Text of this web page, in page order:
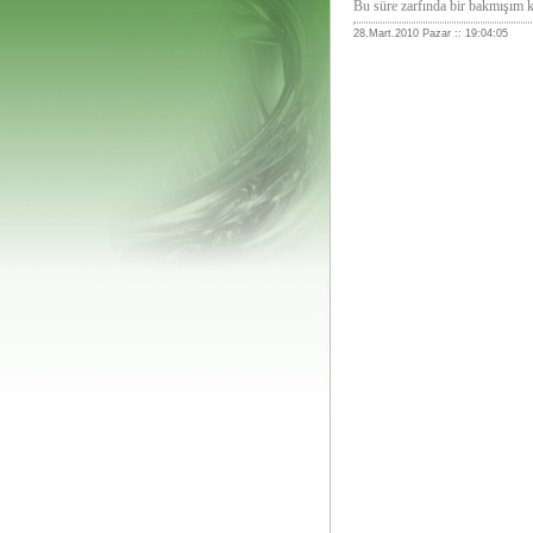
Bu süre zarfında bir bakmışım
28.Mart.2010 Pazar :: 19:04:05